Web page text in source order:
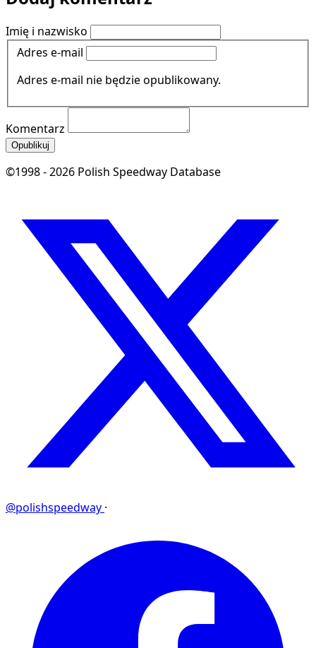
Imię i nazwisko
Adres e-mail
Adres e-mail nie będzie opublikowany.
Komentarz
Opublikuj
©1998 - 2026 Polish Speedway Database
@polishspeedway ·